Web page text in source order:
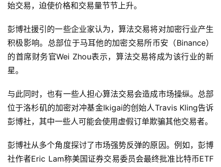
始交易，迫使价格和交易量节节上升。
彭博社援引的一些企业家认为，算法交易将对加密行业产生
积极影响。总部位于马耳他的加密交易所币安（Binance）
的首席财务官Wei Zhou表示，算法交易将成为该行业的新
星。
与此同时，也有一些人担心算法交易会造成市场操纵。总部
位于洛杉矶的加密对冲基金Ikigai的创始人Travis Kling告诉
彭博社，其中一些人可能会使用虚假订单欺骗其他交易者。
彭博社从多个角度探讨了市场强势反弹的原因。例如，彭博
社作者Eric Lam称美国证券交易委员会最终批准比特币ETF